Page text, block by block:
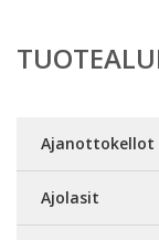
Ajanottokellot
Ajolasit